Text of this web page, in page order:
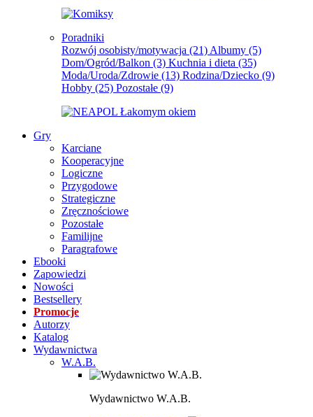
Poradniki
Rozwój osobisty/motywacja (21) Albumy (5)
Dom/Ogród/Balkon (3) Kuchnia i dieta (35)
Moda/Uroda/Zdrowie (13) Rodzina/Dziecko (9)
Hobby (25) Pozostałe (9)
Gry
Karciane
Kooperacyjne
Logiczne
Przygodowe
Strategiczne
Zręcznościowe
Pozostałe
Familijne
Paragrafowe
Ebooki
Zapowiedzi
Nowości
Bestsellery
Promocje
Autorzy
Katalog
Wydawnictwa
W.A.B.
Wydawnictwo W.A.B.